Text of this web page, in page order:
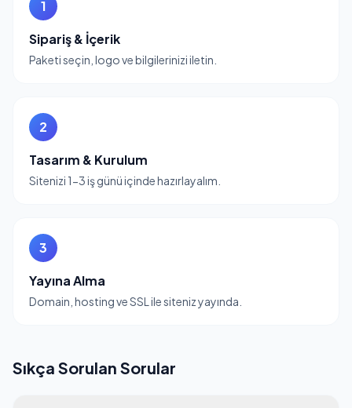
1
Sipariş & İçerik
Paketi seçin, logo ve bilgilerinizi iletin.
2
Tasarım & Kurulum
Sitenizi 1-3 iş günü içinde hazırlayalım.
3
Yayına Alma
Domain, hosting ve SSL ile siteniz yayında.
Sıkça Sorulan Sorular